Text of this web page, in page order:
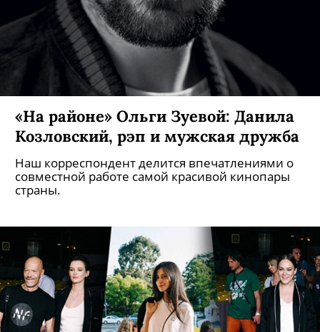
«На районе» Ольги Зуевой: Данила
Козловский, рэп и мужская дружба
Наш корреспондент делится впечатлениями о
совместной работе самой красивой кинопары
страны.